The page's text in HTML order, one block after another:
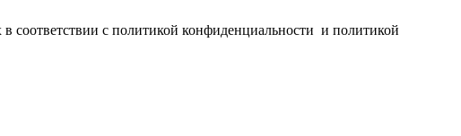
соответствии с политикой конфиденциальности и политикой